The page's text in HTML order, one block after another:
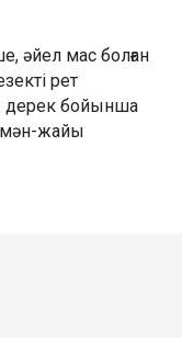
әйел мас болған
рет
дерек бойынша
мән-жайы